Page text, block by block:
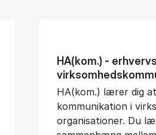
HA(kom.) -
HA(kom.) lærer dig
kommunikation i
organisationer. Du